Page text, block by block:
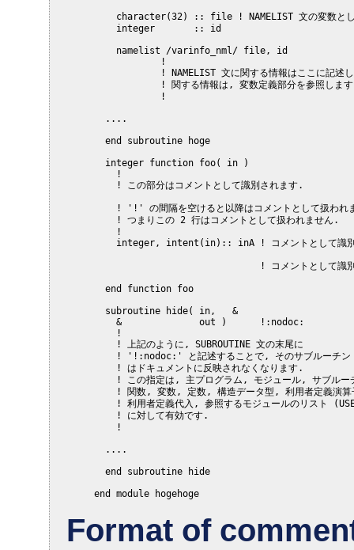
character(32) :: file ! NAMELIST 文の変数とし
         integer       :: id
         namelist /varinfo_nml/ file, id
                 !
! NAMELIST 文に関する情報はここに記述
! 関する情報は, 変数定義部分を参照しま
                 !
       ....
       end subroutine hoge
       integer function foo( in )
         !
         ! この部分はコメントとして識別されます.
! '!' の間隔を空けると以降はコメントとして扱われ
         ! つまりこの 2 行はコメントとして扱われません.
         !
integer, intent(in):: inA ! コメントとして識
! コメントとして識
       end function foo
       subroutine hide( in,   &
         &              out )      !:nodoc:
         !
         ! 上記のように, SUBROUTINE 文の末尾に
         ! '!:nodoc:' と記述することで, そのサブルーチン
         ! はドキュメントに反映されなくなります.
! この指定は, 主プログラム, モジュール, サブルー
! 関数, 変数, 定数, 構造データ型, 利用者定義演算
! 利用者定義代入, 参照するモジュールのリスト
         ! に対して有効です.
         !
       ....
       end subroutine hide
Format of